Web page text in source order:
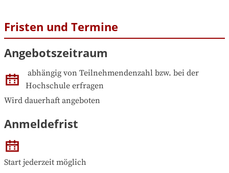
Fristen und Termine
Angebotszeitraum
abhängig von Teilnehmendenzahl bzw. bei der
Hochschule erfragen
Wird dauerhaft angeboten
Anmeldefrist
Start jederzeit möglich